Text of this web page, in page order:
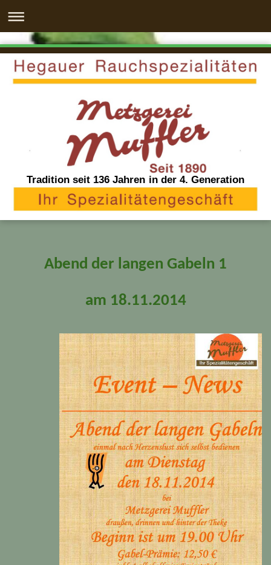
Tradition seit 136 Jahren in der 4. Generation
Abend der langen Gabeln 1
am 18.11.2014